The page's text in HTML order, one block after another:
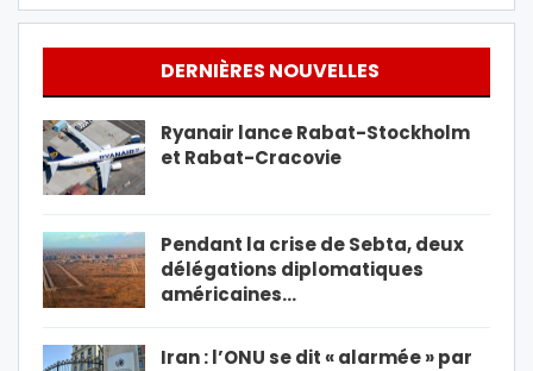
DERNIÈRES NOUVELLES
Ryanair lance Rabat-Stockholm
et Rabat-Cracovie
Pendant la crise de Sebta, deux
délégations diplomatiques
américaines…
Iran : l’ONU se dit « alarmée » par